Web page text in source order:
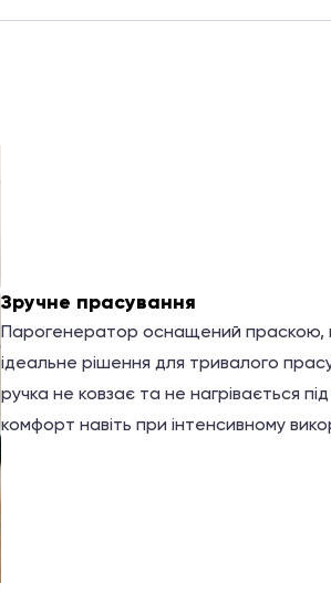
Зручне прасування
Парогенератор оснащений праскою,
ідеальне рішення для тривалого
ручка не ковзає та не нагрівається
комфорт навіть при інтенсивному